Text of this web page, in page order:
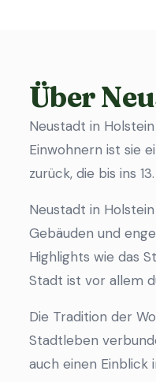
Über
Neustadt in
Einwohnern ist sie
zurück, die bis ins
Neustadt in
Gebäuden und
Highlights wie das
Stadt ist vor allem
Die Tradition der
Stadtleben
auch einen Einblick